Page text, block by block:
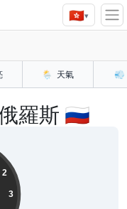
🇭🇰▾
🌦️ 天氣 💨
羅斯 🇷🇺
2
3